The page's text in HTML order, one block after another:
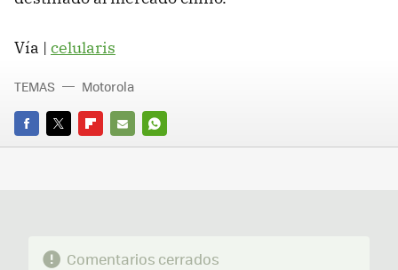
Vía | celularis
FACEBOOK
TWITTERFLIPBOARD
E-
WHATSAPP
TEMAS Motorola
Comentarios cerrados